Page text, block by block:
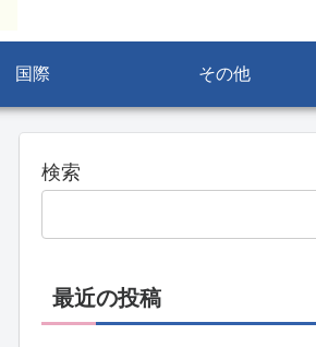
国際 その他
検索
最近の投稿